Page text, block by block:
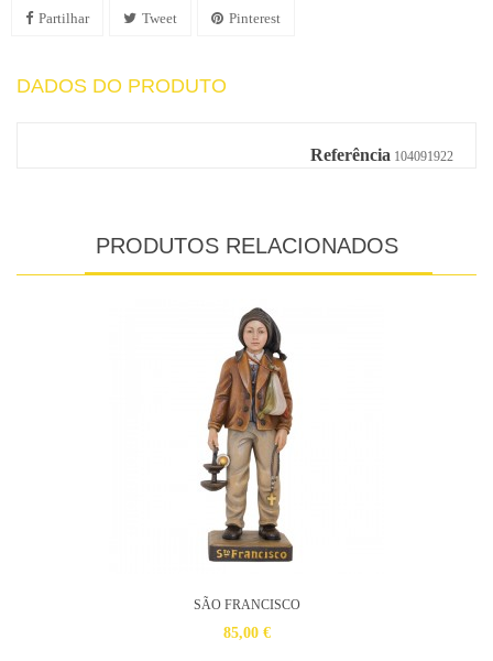
Partilhar Tweet Pinterest
DADOS DO PRODUTO
Referência 104091922
PRODUTOS RELACIONADOS
SÃO FRANCISCO
85,00 €